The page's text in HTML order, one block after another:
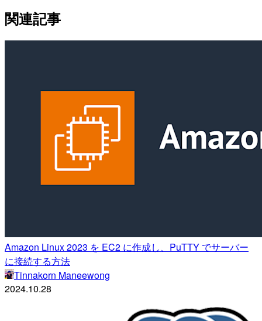
関連記事
Amazon Linux 2023 を EC2 に作成し、PuTTY でサーバー
に接続する方法
Tinnakorn Maneewong
2024.10.28